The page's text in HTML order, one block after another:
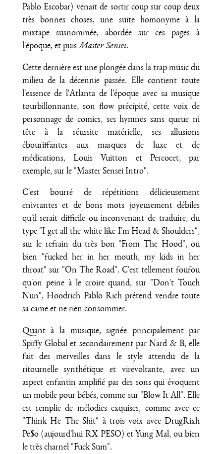
Pablo Escobar) venait de sortir coup sur coup deux
très bonnes choses, une suite homonyme à la
mixtape susnommée, abordée sur ces pages à
l'époque, et puisMaster Sensei.
Cette dernière est une plongée dans la trap music du
milieu de la décennie passée. Elle contient toute
l'essence de l'Atlanta de l'époque avec sa musique
tourbillonnante, son flow précipité, cette voix de
personnage de comics, ses hymnes sans queue ni
tête à la réussite matérielle, ses allusions
ébouriffantes aux marques de luxe et de
médications, Louis Vuitton et Percocet, par
exemple, sur le "Master Sensei Intro".
C'est bourré de répétitions délicieusement
enivrantes et de bons mots joyeusement débiles
qu'il serait difficile ou inconvenant de traduire, du
type "I get all the white like I'm Head & Shoulders",
sur le refrain du très bon "From The Hood", ou
bien "fucked her in her mouth, my kids in her
throat" sur "On The Road". C'est tellement foufou
qu'on peine à le croire quand, sur "Don't Touch
Nun", Hoodrich Pablo Rich prétend vendre toute
sa came et ne rien consommer.
Quant à la musique, signée principalement par
Spiffy Global et secondairement par Nard & B, elle
fait des merveilles dans le style attendu de la
ritournelle synthétique et virevoltante, avec un
aspect enfantin amplifié par des sons qui évoquent
un mobile pour bébés, comme sur "Blow It All". Elle
est remplie de mélodies exquises, comme avec ce
"Think He The Shit" à trois voix avec DrugRixh
Pe$o (aujourd'hui RX PESO) et Yung Mal, ou bien
le très charnel "Fuck Sum".